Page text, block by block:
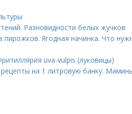
Разновидности белых жучков
Ягодная начинка. Что
uva-vulpis (луковицы)
на 1 литровую банку.